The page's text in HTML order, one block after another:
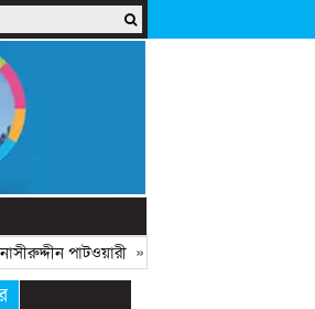
পাটওয়ারী» « দেশে নতুন দলের আত্মপ্রকাশ,